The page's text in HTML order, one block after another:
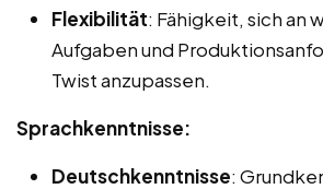
Flexibilität: Fähigkeit, sich an
Aufgaben und
Twist anzupassen.
Sprachkenntnisse:
Deutschkenntnisse: